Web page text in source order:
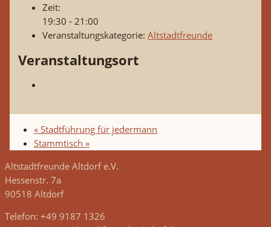
Zeit:
19:30 - 21:00
Veranstaltungskategorie: Altstadtfreunde
Veranstaltungsort
«Stadtführung für jedermann
Stammtisch »
Altstadtfreunde Altdorf e.V.
Hessenstr. 7a
90518 Altdorf
Telefon: +49 9187 1326